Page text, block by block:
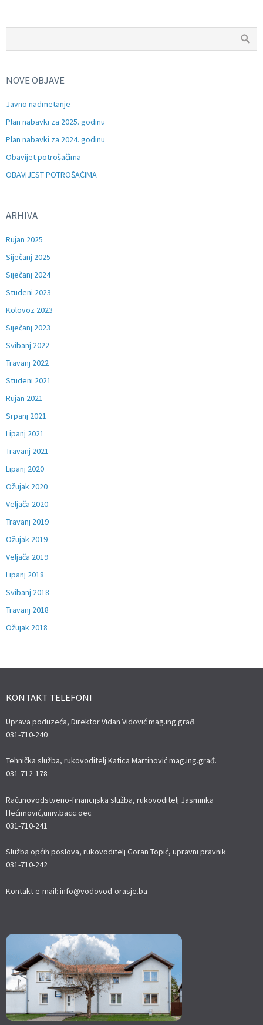
NOVE OBJAVE
Javno nadmetanje
Plan nabavki za 2025. godinu
Plan nabavki za 2024. godinu
Obavijet potrošačima
OBAVIJEST POTROŠAČIMA
ARHIVA
Rujan 2025
Siječanj 2025
Siječanj 2024
Studeni 2023
Kolovoz 2023
Siječanj 2023
Svibanj 2022
Travanj 2022
Studeni 2021
Rujan 2021
Srpanj 2021
Lipanj 2021
Travanj 2021
Lipanj 2020
Ožujak 2020
Veljača 2020
Travanj 2019
Ožujak 2019
Veljača 2019
Lipanj 2018
Svibanj 2018
Travanj 2018
Ožujak 2018
KONTAKT TELEFONI
Uprava poduzeća, Direktor Vidan Vidović mag.ing.građ.
031-710-240
Tehnička služba, rukovoditelj Katica Martinović mag.ing.građ.
031-712-178
Računovodstveno-financijska služba, rukovoditelj Jasminka
Hećimović,univ.bacc.oec
031-710-241
Služba općih poslova, rukovoditelj Goran Topić, upravni pravnik
031-710-242
Kontakt e-mail: info@vodovod-orasje.ba